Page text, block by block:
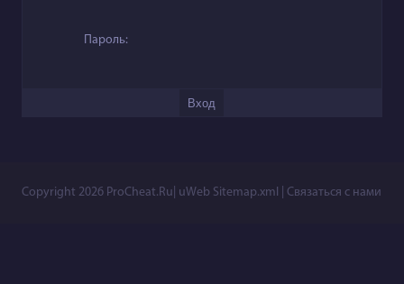
Пароль:
Copyright 2026 ProCheat.Ru uWeb Sitemap.xml |Связаться с нами